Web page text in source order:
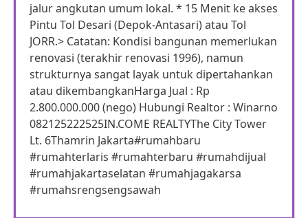
jalur angkutan umum lokal. * 15 Menit ke akses
Pintu Tol Desari (Depok-Antasari) atau Tol
JORR.> Catatan: Kondisi bangunan memerlukan
renovasi (terakhir renovasi 1996), namun
strukturnya sangat layak untuk dipertahankan
atau dikembangkanHarga Jual : Rp
2.800.000.000 (nego) Hubungi Realtor : Winarno
082125222525IN.COME REALTYThe City Tower
Lt. 6Thamrin Jakarta#rumahbaru
#rumahterlaris #rumahterbaru #rumahdijual
#rumahjakartaselatan #rumahjagakarsa
#rumahsrengsengsawah